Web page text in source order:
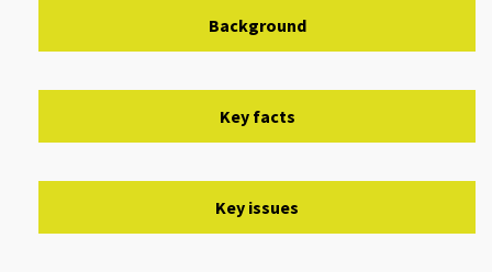
Background
Key facts
Key issues